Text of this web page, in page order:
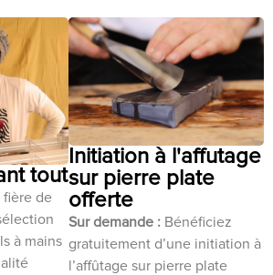
tout
fière de
à mains
Initiation à l'affutage
sur pierre plate
offerte
Sur demande : Bénéficiez
gratuitement d’une initiation à
l’affûtage sur pierre plate